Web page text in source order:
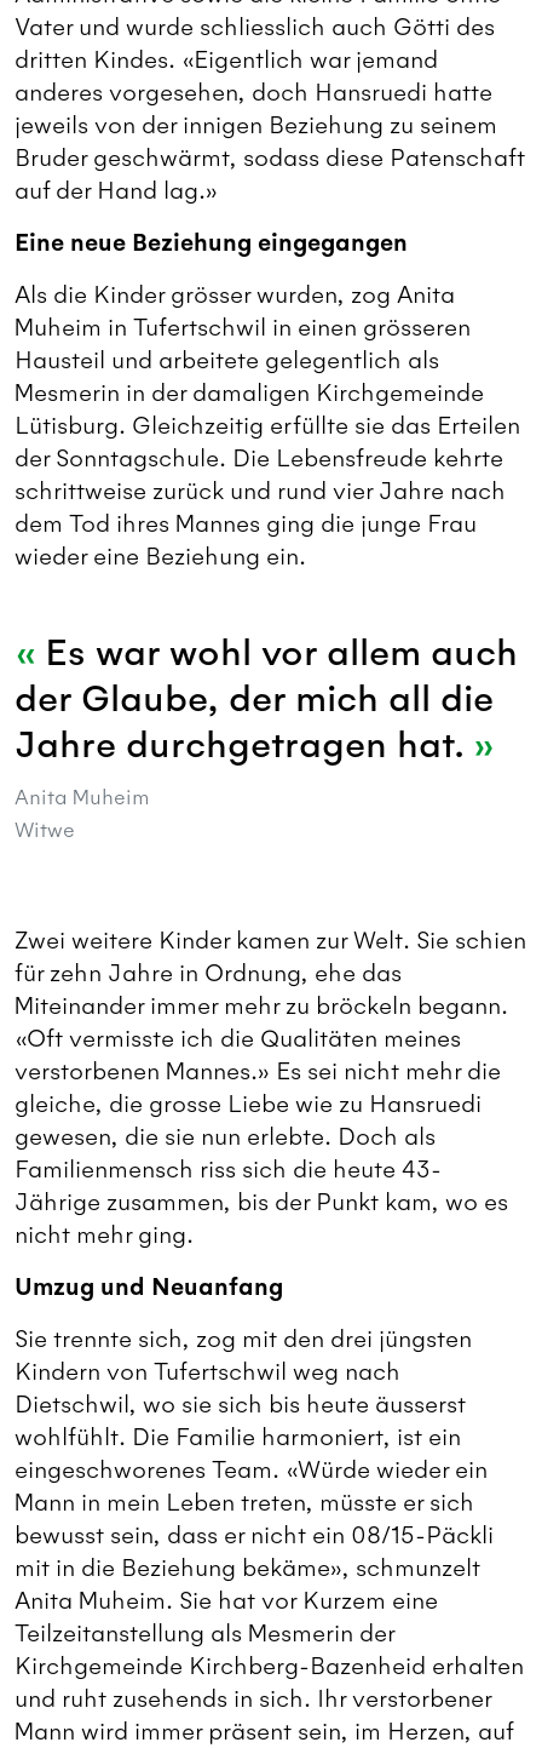
Vater und wurde schliesslich auch Götti des
dritten Kindes. «Eigentlich war jemand
anderes vorgesehen, doch Hansruedi hatte
jeweils von der innigen Beziehung zu seinem
Bruder geschwärmt, sodass diese Patenschaft
auf der Hand lag.»
Eine neue Beziehung eingegangen
Als die Kinder grösser wurden, zog Anita
Muheim in Tufertschwil in einen grösseren
Hausteil und arbeitete gelegentlich als
Mesmerin in der damaligen Kirchgemeinde
Lütisburg. Gleichzeitig erfüllte sie das Erteilen
der Sonntagschule. Die Lebensfreude kehrte
schrittweise zurück und rund vier Jahre nach
dem Tod ihres Mannes ging die junge Frau
wieder eine Beziehung ein.
Es war wohl vor allem auch
der Glaube, der mich all die
Jahre durchgetragen hat.
Anita Muheim
Witwe
Zwei weitere Kinder kamen zur Welt. Sie schien
für zehn Jahre in Ordnung, ehe das
Miteinander immer mehr zu bröckeln begann.
«Oft vermisste ich die Qualitäten meines
verstorbenen Mannes.» Es sei nicht mehr die
gleiche, die grosse Liebe wie zu Hansruedi
gewesen, die sie nun erlebte. Doch als
Familienmensch riss sich die heute 43-
Jährige zusammen, bis der Punkt kam, wo es
nicht mehr ging.
Umzug und Neuanfang
Sie trennte sich, zog mit den drei jüngsten
Kindern von Tufertschwil weg nach
Dietschwil, wo sie sich bis heute äusserst
wohlfühlt. Die Familie harmoniert, ist ein
eingeschworenes Team. «Würde wieder ein
Mann in mein Leben treten, müsste er sich
bewusst sein, dass er nicht ein 08/15-Päckli
mit in die Beziehung bekäme», schmunzelt
Anita Muheim. Sie hat vor Kurzem eine
Teilzeitanstellung als Mesmerin der
Kirchgemeinde Kirchberg-Bazenheid erhalten
und ruht zusehends in sich. Ihr verstorbener
Mann wird immer präsent sein, im Herzen, auf